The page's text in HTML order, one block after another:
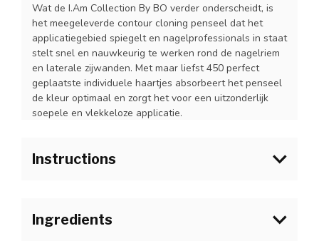
Wat de I.Am Collection By BO verder onderscheidt, is
het meegeleverde contour cloning penseel dat het
applicatiegebied spiegelt en nagelprofessionals in staat
stelt snel en nauwkeurig te werken rond de nagelriem
en laterale zijwanden. Met maar liefst 450 perfect
geplaatste individuele haartjes absorbeert het penseel
de kleur optimaal en zorgt het voor een uitzonderlijk
soepele en vlekkeloze applicatie.
Instructions
Laat volledig drogen alvorens de I.Am Collection By BO
Ingredients